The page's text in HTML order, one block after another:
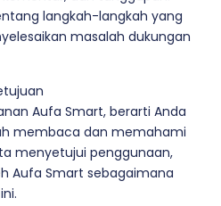
langkah-langkah yang
masalah dukungan
Aufa Smart, berarti Anda
membaca dan memahami
menyetujui penggunaan,
Aufa Smart sebagaimana